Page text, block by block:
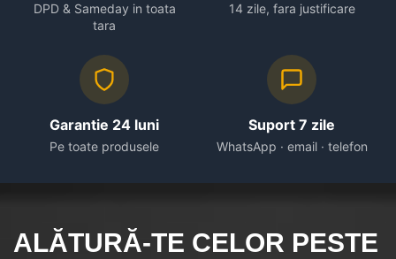
DPD & Sameday in toata
tara
14 zile, fara justificare
Garantie 24 luni
Pe toate produsele
Suport 7 zile
WhatsApp · email · telefon
ALĂTURĂ-TE CELOR PESTE